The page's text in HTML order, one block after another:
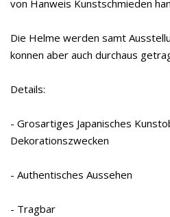
von Hanweis Kunstschmieden
Die Helme werden samt
konnen aber auch durchaus
Details:
- Grosartiges Japanisches
Dekorationszwecken
- Authentisches Aussehen
- Tragbar